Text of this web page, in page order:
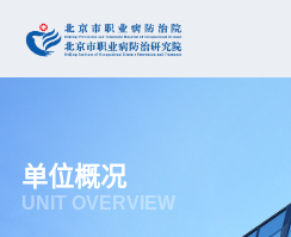
单位概况
UNIT OVERVIEW